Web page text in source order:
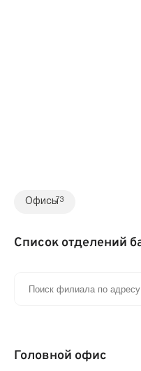
Офисы73
Список отделений
Головной офис